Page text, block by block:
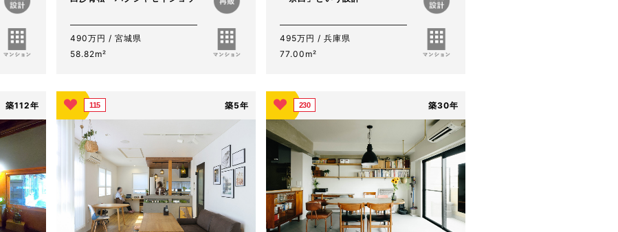
490万円 / 宮城県
58.82m²
495万円 / 兵庫県
77.00m²
築112年 115 築5年 230 築30年